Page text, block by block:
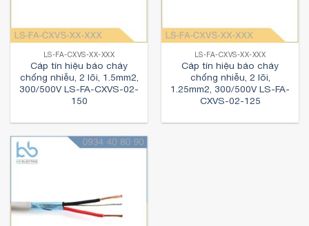
LS-FA-CXVS-XX-XXX
Cáp tín hiệu báo cháy
chống nhiễu, 2 lõi, 1.5mm2,
300/500V LS-FA-CXVS-02-
150
LS-FA-CXVS-XX-XXX
Cáp tín hiệu báo cháy
chống nhiễu, 2 lõi,
1.25mm2, 300/500V LS-FA-
CXVS-02-125